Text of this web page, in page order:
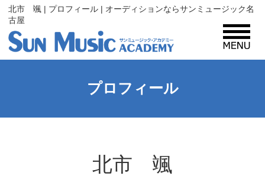
北市 颯 | プロフィール | オーディションならサンミュージック名
古屋
MENU
サンミュージック・アカデミーとは？
入所案内
プロフィール
北市 颯